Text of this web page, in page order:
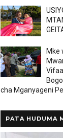
Mke
cha Mganyageni
PATA HUDUMA